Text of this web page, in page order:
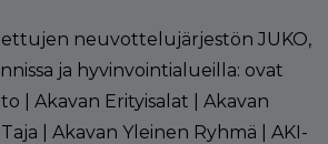
neuvottelujärjestön JUKO,
ja hyvinvointialueilla: ovat
| Akavan Erityisalat | Akavan
| Akavan Yleinen Ryhmä | AKI-